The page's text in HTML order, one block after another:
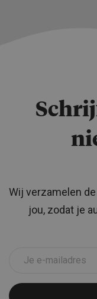
Wij verzamelen
jou, zodat je